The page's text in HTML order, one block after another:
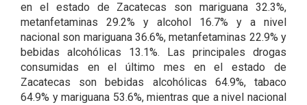
en el estado de Zacatecas son mariguana 32.3%,
metanfetaminas 29.2% y alcohol 16.7% y a nivel
nacional son mariguana 36.6%, metanfetaminas 22.9% y
bebidas alcohólicas 13.1%. Las principales drogas
consumidas en el último mes en el estado de
Zacatecas son bebidas alcohólicas 64.9%, tabaco
64.9% y mariguana 53.6%, mientras que a nivel nacional